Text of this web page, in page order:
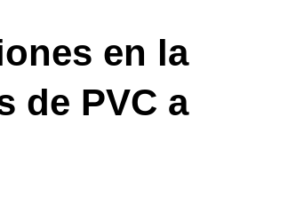
en la
de PVC a